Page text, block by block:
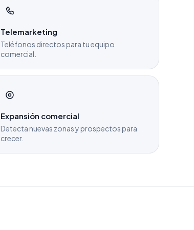
Telemarketing
Teléfonos directos para tu equipo
comercial.
Expansión comercial
Detecta nuevas zonas y prospectos para
crecer.